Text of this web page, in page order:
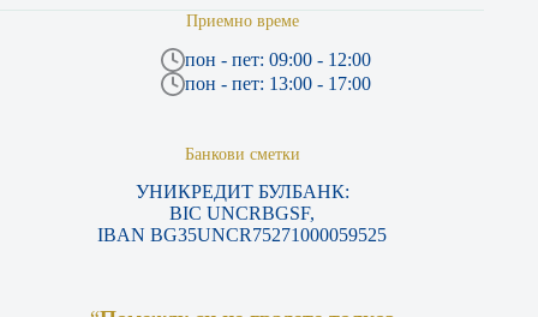
Приемно време
пон - пет: 09:00 - 12:00
пон - пет: 13:00 - 17:00
Банкови сметки
УНИКРЕДИТ БУЛБАНК:
BIC UNCRBGSF,
IBAN BG35UNCR75271000059525